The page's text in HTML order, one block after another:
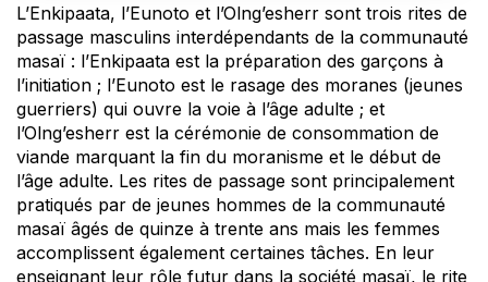
L’Enkipaata, l’Eunoto et l’Olng’esherr sont trois rites de
passage masculins interdépendants de la communauté
masaï : l’Enkipaata est la préparation des garçons à
l’initiation ; l’Eunoto est le rasage des moranes (jeunes
guerriers) qui ouvre la voie à l’âge adulte ; et
l’Olng’esherr est la cérémonie de consommation de
viande marquant la fin du moranisme et le début de
l’âge adulte. Les rites de passage sont principalement
pratiqués par de jeunes hommes de la communauté
masaï âgés de quinze à trente ans mais les femmes
accomplissent également certaines tâches. En leur
enseignant leur rôle futur dans la société masaï, le rite